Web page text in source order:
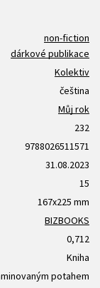
non-fiction
dárkové publikace
Kolektiv
čeština
Můj rok
232
9788026511571
31.08.2023
15
167x225 mm
BIZBOOKS
0,712
Kniha
potahem